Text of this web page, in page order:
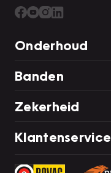
Onderhoud
Banden
Zekerheid
Klantenservice